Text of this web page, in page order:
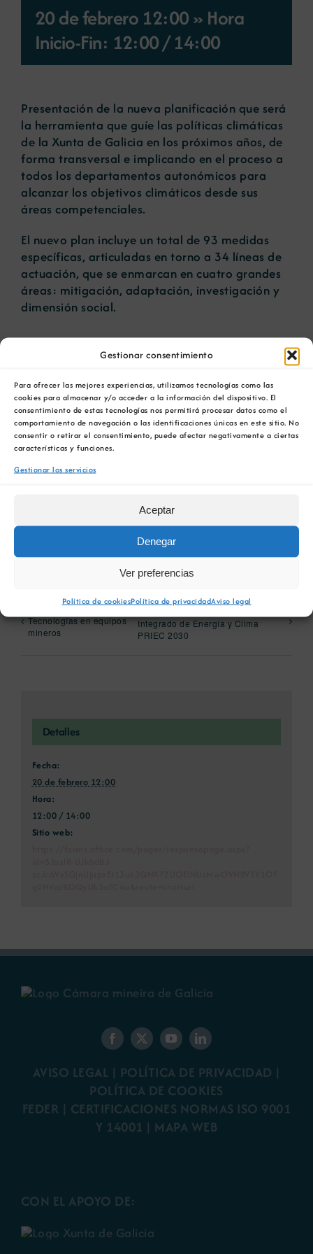
Gestionar consentimiento
Para ofrecer las mejores experiencias, utilizamos tecnologías como las
cookies para almacenar y/o acceder a la información del dispositivo. El
consentimiento de estas tecnologías nos permitirá procesar datos como el
comportamiento de navegación o las identificaciones únicas en este sitio. No
consentir o retirar el consentimiento, puede afectar negativamente a ciertas
características y funciones.
Gestionar los servicios
Aceptar
Denegar
Ver preferencias
Política de cookiesPolítica de privacidadAviso legal
Noticias
Contacto
20 de febrero 12:00 » Hora
Inicio-Fin: 12:00/14:00
Presentación de la nueva planificación que será
la herramienta que guíe las políticas climáticas
de la Xunta de Galicia en los próximos años, de
forma transversal e implicando en el proceso a
todos los departamentos autonómicos para
alcanzar los objetivos climáticos desde sus
áreas competenciales.
El nuevo plan incluye un total de 93 medidas
específicas, articuladas en torno a 34 líneas de
actuación, que se enmarcan en cuatro grandes
áreas: mitigación, adaptación, investigación y
dimensión social.
Comparta esta información en su red Social
BlueskyRedditLinkedIn
XingCorreo
electrónico
Obradoiro 5 ARIGAL:
Tecnologías en equipos
mineros
Presentación II Plan Regional
Integrado de Energía y Clima
PRIEC 2030
Detalles
Fecha:
20 de febrero 12:00
Hora:
12:00 / 14:00
Sitio web:
AVISO LEGAL | POLÍTICA DE PRIVACIDAD |
POLÍTICA DE COOKIES
FEDER | CERTIFICACIONES NORMAS ISO 9001
Y 14001 | MAPA WEB
CON EL APOYO DE: